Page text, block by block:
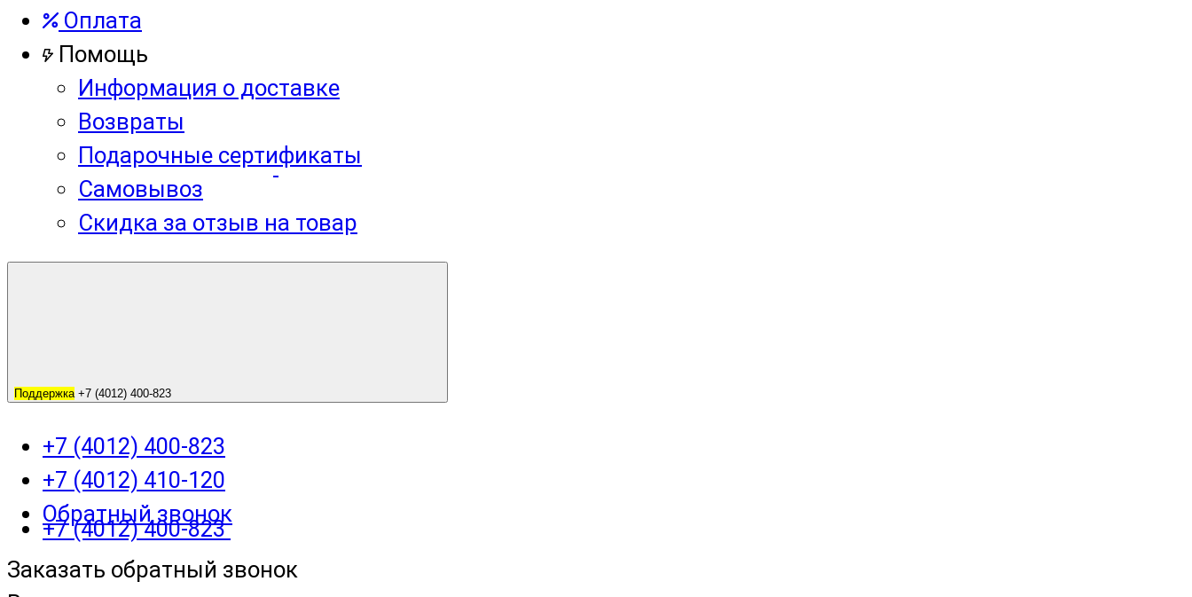
+7 (4012) 400-823
Оплата
Помощь
Информация о доставке
Возвраты
Подарочные сертификаты
Самовывоз
Скидка за отзыв на товар
Поддержка+7 (4012) 400-823
+7 (4012) 400-823
+7 (4012) 410-120
Обратный звонок
Заказать обратный звонок